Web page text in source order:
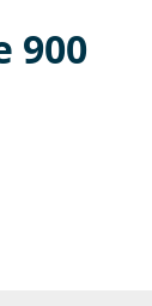
900